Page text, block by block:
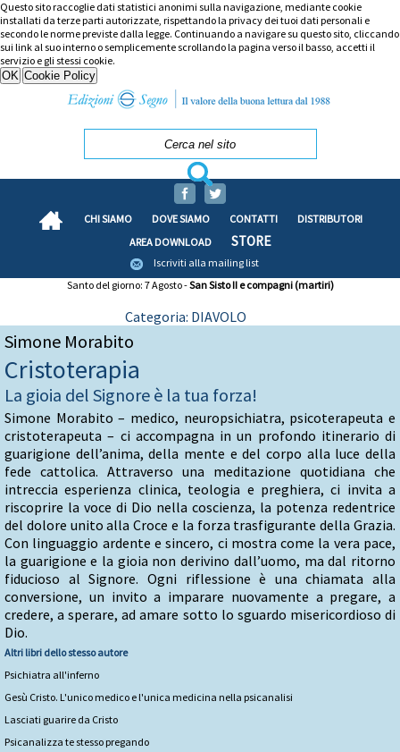
Questo sito raccoglie dati statistici anonimi sulla navigazione, mediante cookie
installati da terze parti autorizzate, rispettando la privacy dei tuoi dati personali e
secondo le norme previste dalla legge. Continuando a navigare su questo sito, cliccando
sui link al suo interno o semplicemente scrollando la pagina verso il basso, accetti il
servizio e gli stessi cookie.
CHI SIAMO DOVE SIAMO CONTATTI
DISTRIBUTORI
AREA DOWNLOAD
STORE
Iscriviti alla mailing list
Santo del giorno: 7 Agosto -San Sisto II e compagni (martiri)
Categoria: DIAVOLO
Simone Morabito
Cristoterapia
La gioia del Signore è la tua forza!
Simone Morabito – medico, neuropsichiatra, psicoterapeuta e
cristoterapeuta – ci accompagna in un profondo itinerario di
guarigione dell’anima, della mente e del corpo alla luce della
fede cattolica. Attraverso una meditazione quotidiana che
intreccia esperienza clinica, teologia e preghiera, ci invita a
riscoprire la voce di Dio nella coscienza, la potenza redentrice
del dolore unito alla Croce e la forza trasfigurante della Grazia.
Con linguaggio ardente e sincero, ci mostra come la vera pace,
la guarigione e la gioia non derivino dall’uomo, ma dal ritorno
fiducioso al Signore. Ogni riflessione è una chiamata alla
conversione, un invito a imparare nuovamente a pregare, a
credere, a sperare, ad amare sotto lo sguardo misericordioso di
Dio.
Altri libri dello stesso autore
Psichiatra all'inferno
Gesù Cristo. L'unico medico e l'unica medicina nella psicanalisi
Lasciati guarire da Cristo
Psicanalizza te stesso pregando